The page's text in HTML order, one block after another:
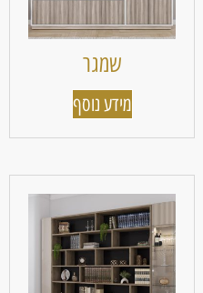
שמגר
מידע נוסף